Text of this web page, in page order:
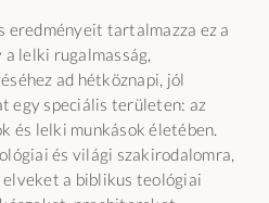
eredményeit tartalmazza ez a
lelki rugalmasság,
ad hétköznapi, jól
egy speciális területen: az
és lelki munkások életében.
és világi szakirodalomra,
a biblikus teológiai